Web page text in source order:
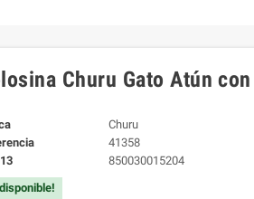
Churu Gato Atún
Churu
41358
850030015204
disponible!